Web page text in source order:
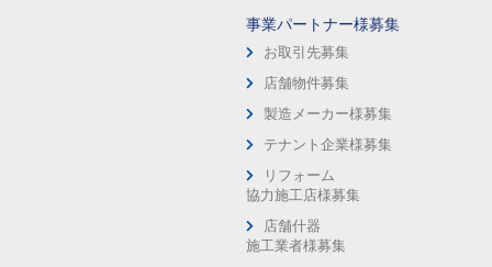
事業パートナー様募集
お取引先募集
店舗物件募集
製造メーカー様募集
テナント企業様募集
リフォーム
協力施工店様募集
店舗什器
施工業者様募集